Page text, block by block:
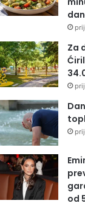
Za
od